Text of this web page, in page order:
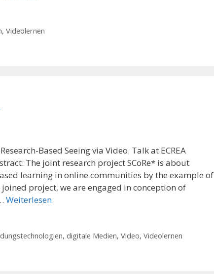
, Videolernen
Based Seeing via Video. Talk at ECREA
The joint research project SCoRe* is about
learning in online communities by the example of
project, we are engaged in conception of
Weiterlesen
, digitale Medien, Video, Videolernen